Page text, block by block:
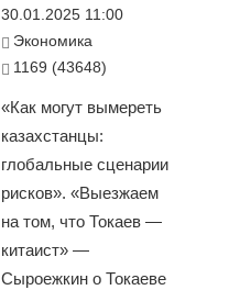
30.01.2025 11:00
Экономика
1169 (43648)
«Как могут вымереть
казахстанцы:
глобальные сценарии
рисков». «Выезжаем
на том, что Токаев —
китаист» —
Сыроежкин о Токаеве